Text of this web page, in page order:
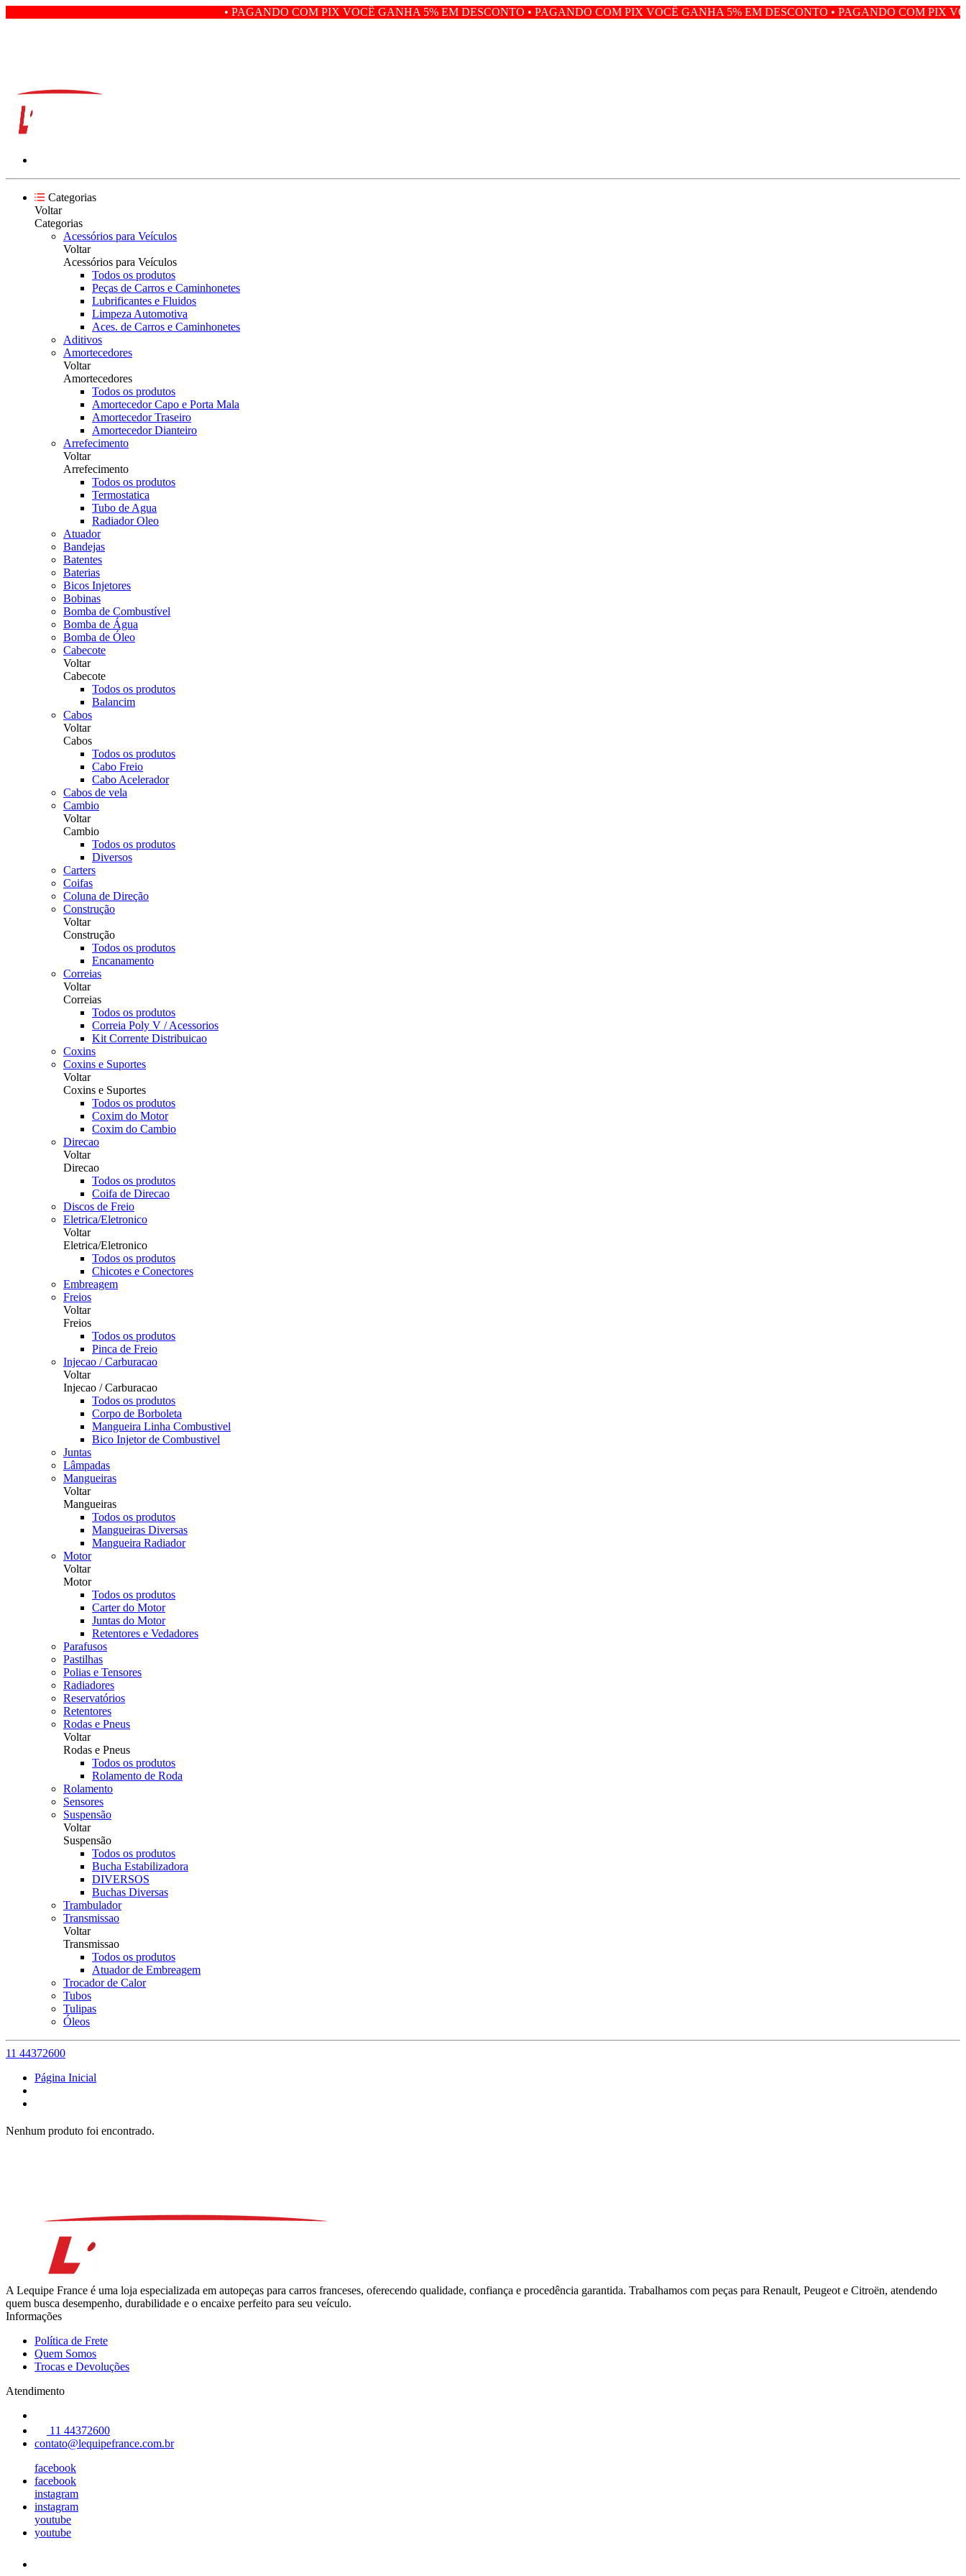
• PAGANDO COM PIX VOCÊ GANHA 5% EM DESCONTO • PAGANDO COM PIX VOCÊ GANHA 5% EM DESCONTO • PAGANDO COM PIX VOCÊ GANHA 5%
Categorias
Voltar
Categorias
Acessórios para Veículos
Voltar
Acessórios para Veículos
Todos os produtos
Peças de Carros e Caminhonetes
Lubrificantes e Fluidos
Limpeza Automotiva
Aces. de Carros e Caminhonetes
Aditivos
Amortecedores
Voltar
Amortecedores
Todos os produtos
Amortecedor Capo e Porta Mala
Amortecedor Traseiro
Amortecedor Dianteiro
Arrefecimento
Voltar
Arrefecimento
Todos os produtos
Termostatica
Tubo de Agua
Radiador Oleo
Atuador
Bandejas
Batentes
Baterias
Bicos Injetores
Bobinas
Bomba de Combustível
Bomba de Água
Bomba de Óleo
Cabecote
Voltar
Cabecote
Todos os produtos
Balancim
Cabos
Voltar
Cabos
Todos os produtos
Cabo Freio
Cabo Acelerador
Cabos de vela
Cambio
Voltar
Cambio
Todos os produtos
Diversos
Carters
Coifas
Coluna de Direção
Construção
Voltar
Construção
Todos os produtos
Encanamento
Correias
Voltar
Correias
Todos os produtos
Correia Poly V / Acessorios
Kit Corrente Distribuicao
Coxins
Coxins e Suportes
Voltar
Coxins e Suportes
Todos os produtos
Coxim do Motor
Coxim do Cambio
Direcao
Voltar
Direcao
Todos os produtos
Coifa de Direcao
Discos de Freio
Eletrica/Eletronico
Voltar
Eletrica/Eletronico
Todos os produtos
Chicotes e Conectores
Embreagem
Freios
Voltar
Freios
Todos os produtos
Pinca de Freio
Injecao / Carburacao
Voltar
Injecao / Carburacao
Todos os produtos
Corpo de Borboleta
Mangueira Linha Combustivel
Bico Injetor de Combustivel
Juntas
Lâmpadas
Mangueiras
Voltar
Mangueiras
Todos os produtos
Mangueiras Diversas
Mangueira Radiador
Motor
Voltar
Motor
Todos os produtos
Carter do Motor
Juntas do Motor
Retentores e Vedadores
Parafusos
Pastilhas
Polias e Tensores
Radiadores
Reservatórios
Retentores
Rodas e Pneus
Voltar
Rodas e Pneus
Todos os produtos
Rolamento de Roda
Rolamento
Sensores
Suspensão
Voltar
Suspensão
Todos os produtos
Bucha Estabilizadora
DIVERSOS
Buchas Diversas
Trambulador
Transmissao
Voltar
Transmissao
Todos os produtos
Atuador de Embreagem
Trocador de Calor
Tubos
Tulipas
Óleos
11 44372600
Página Inicial
Nenhum produto foi encontrado.
A Lequipe France é uma loja especializada em autopeças para carros franceses, oferecendo qualidade, confiança e procedência garantida. Trabalhamos com peças para Renault, Peugeot e Citroën, atendendo
quem busca desempenho, durabilidade e o encaixe perfeito para seu veículo.
Informações
Política de Frete
Quem Somos
Trocas e Devoluções
Atendimento
11 44372600
contato@lequipefrance.com.br
facebook
facebook
instagram
instagram
youtube
youtube